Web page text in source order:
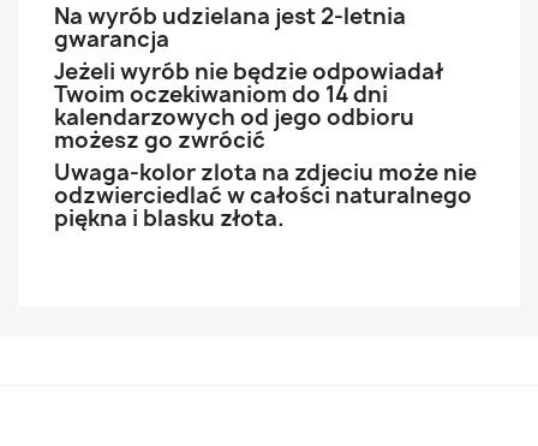
Na wyrób udzielana jest 2-letnia
gwarancja
Jeżeli wyrób nie będzie odpowiadał
Twoim oczekiwaniom do 14 dni
kalendarzowych od jego odbioru
możesz go zwrócić
Uwaga-kolor zlota na zdjeciu może nie
odzwierciedlać w całości naturalnego
piękna i blasku złota.